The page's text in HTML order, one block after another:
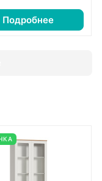
Подробнее